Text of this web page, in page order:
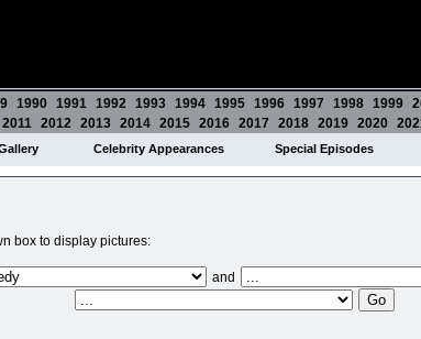
1990 1991 1992 1993 1994 1995 1996 1997 1998 1999
2011 2012 2013 2014 2015 2016 2017 2018 2019 2020
Celebrity Appearances Special Episodes
box to display pictures:
and